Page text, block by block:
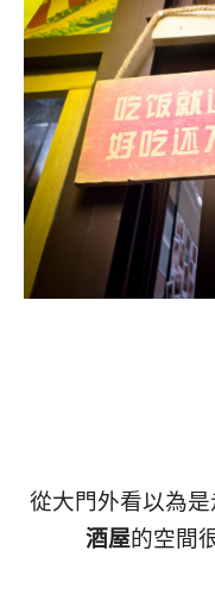
從大門外看以為
酒屋的空間